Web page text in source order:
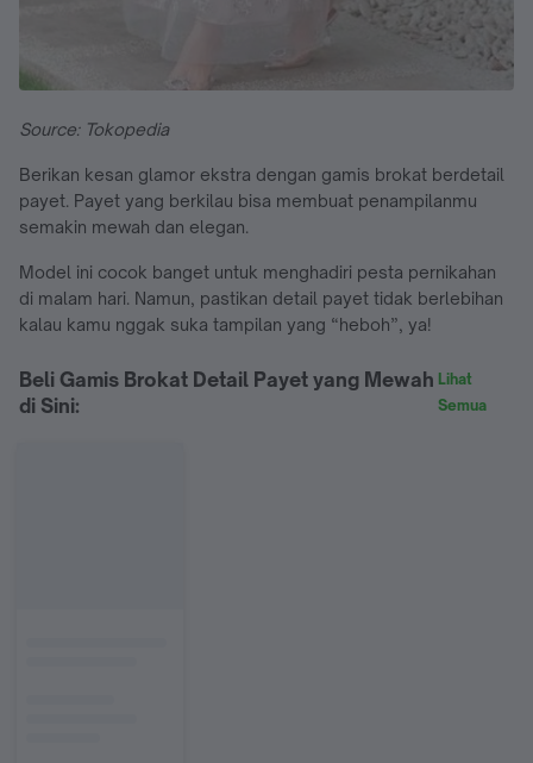
Source: Tokopedia
Berikan kesan glamor ekstra dengan gamis brokat berdetail
payet. Payet yang berkilau bisa membuat penampilanmu
semakin mewah dan elegan.
Model ini cocok banget untuk menghadiri pesta pernikahan
di malam hari. Namun, pastikan detail payet tidak berlebihan
kalau kamu nggak suka tampilan yang “heboh”, ya!
Beli Gamis Brokat Detail Payet yang Mewah
di Sini:
Lihat
Semua